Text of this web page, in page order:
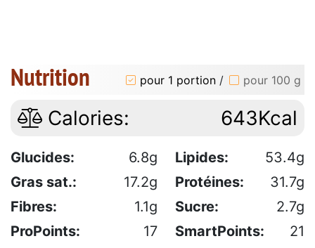
Nutrition pour 1 portion / pour 100 g
Calories: 643Kcal
Glucides: 6.8g Lipides:
53.4g
Gras sat.:
17.2g Protéines:
31.7g
Fibres:
1.1g Sucre:
2.7g
ProPoints:
17 SmartPoints: 21